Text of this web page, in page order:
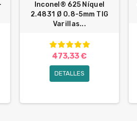
Inconel® 625 Níquel
2.4831 Ø 0.8-5mm TIG
Varillas...
473,33 €
DETALLES